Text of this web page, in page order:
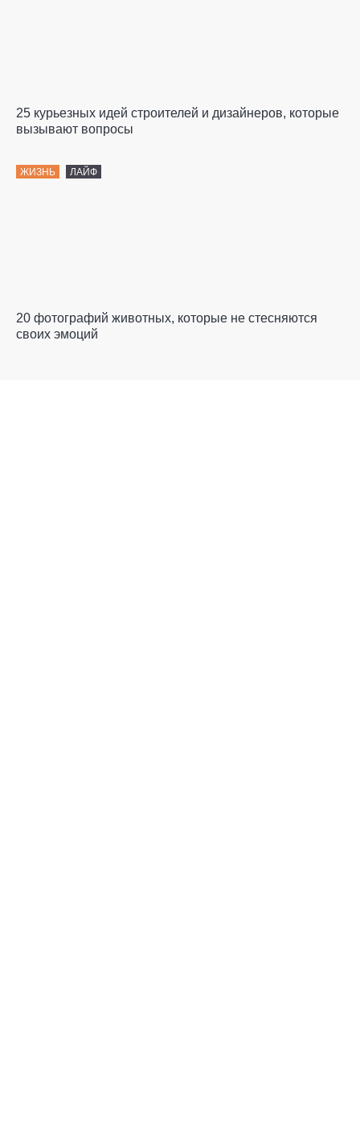
25 курьезных идей строителей и дизайнеров, которые
вызывают вопросы
ЖИЗНЬ ЛАЙФ
20 фотографий животных, которые не стесняются
своих эмоций